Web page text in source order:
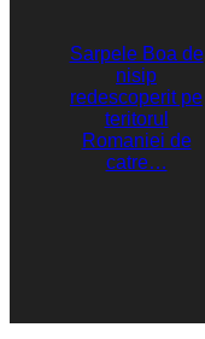
Sarpele Boa de
nisip
redescoperit pe
teritorul
Romaniei de
catre…